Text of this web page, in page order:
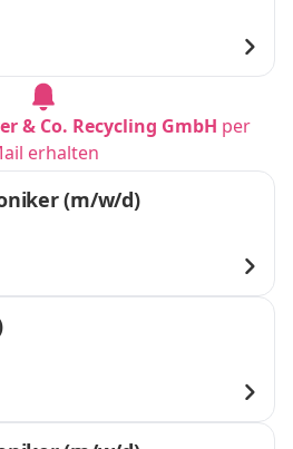
& Co. Recycling GmbH per
erhalten
(m/w/d)